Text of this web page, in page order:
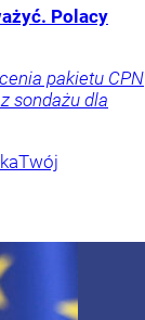
Polacy
pakietu CPN
sondażu dla
Twój